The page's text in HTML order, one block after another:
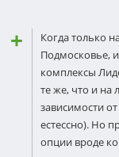
Когда только
Подмосковье,
комплексы
те же, что и на
зависимости
естессно). Но
опции вроде